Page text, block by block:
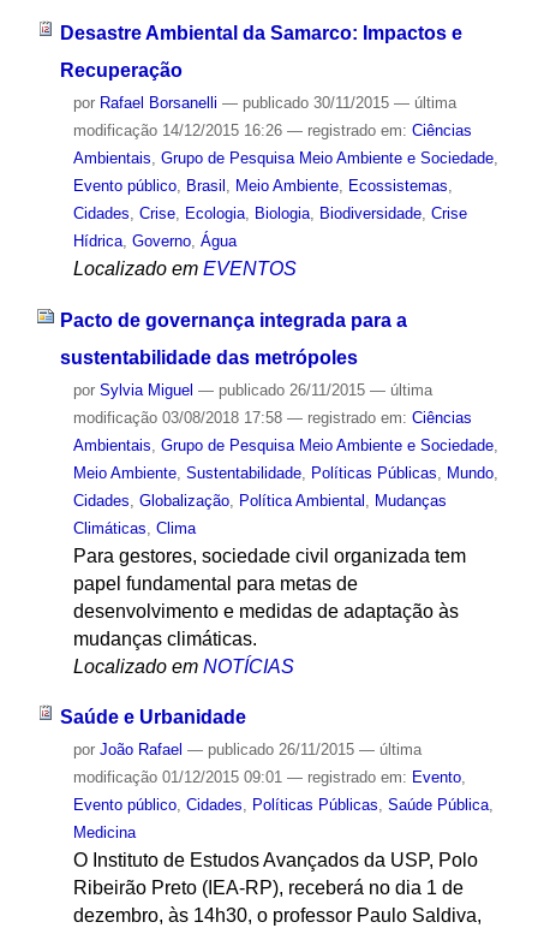
Desastre Ambiental da Samarco: Impactos e
Recuperação
por Rafael Borsanelli — publicado30/11/2015 — última
modificação14/12/2015 16:26 — registrado em: Ciências
Ambientais, Grupo de Pesquisa Meio Ambiente e Sociedade,
Evento público, Brasil , Meio Ambiente, Ecossistemas,
Cidades, Crise, Ecologia, Biologia, Biodiversidade, Crise
Hídrica, Governo, Água
Localizado em EVENTOS
Pacto de governança integrada para a
sustentabilidade das metrópoles
por Sylvia Miguel — publicado26/11/2015 — última
modificação03/08/2018 17:58 — registrado em: Ciências
Ambientais Grupo de Pesquisa Meio Ambiente e Sociedade,
Meio Ambiente, Sustentabilidade, Políticas Públicas Mundo,
Cidades Globalização, Política Ambiental
Mudanças
Climáticas Clima
Para gestores, sociedade civil organizada tem
papel fundamental para metas de
desenvolvimento e medidas de adaptação às
mudanças climáticas.
Localizado em NOTÍCIAS
Saúde e Urbanidade
por João Rafael — publicado26/11/2015 — última
modificação01/12/2015 09:01 — registrado em: Evento,
Evento público, Cidades, Políticas Públicas, Saúde Pública,
Medicina
O Instituto de Estudos Avançados da USP, Polo
Ribeirão Preto (IEA-RP), receberá no dia 1 de
dezembro, às 14h30, o professor Paulo Saldiva,